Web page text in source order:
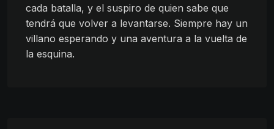
cada batalla, y el suspiro de quien sabe que
tendrá que volver a levantarse. Siempre hay un
villano esperando y una aventura a la vuelta de
la esquina.